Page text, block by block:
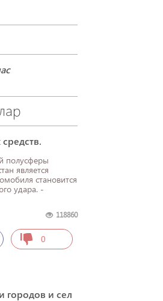
полусферы
является
становится
удара. -
118860
0
городов и сел